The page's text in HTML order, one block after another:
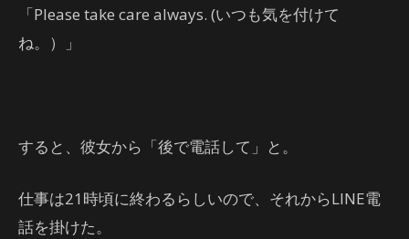
「Please take care always. (いつも気を付けて
ね。）」
すると、彼女から「後で電話して」と。
仕事は21時頃に終わるらしいので、それからLINE電
話を掛けた。